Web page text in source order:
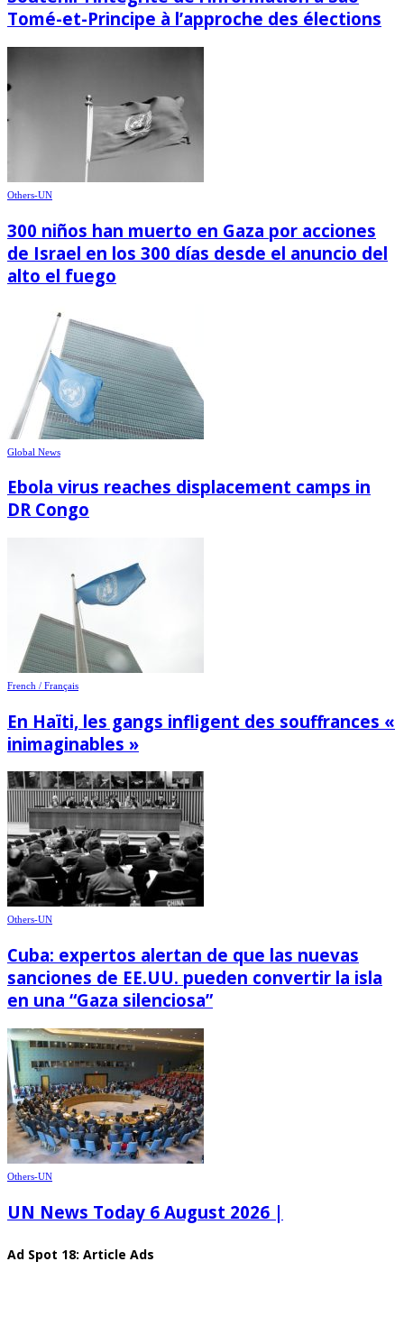
Tomé-et-Principe à l’approche des élections
Others-UN
300 niños han muerto en Gaza por acciones
de Israel en los 300 días desde el anuncio del
alto el fuego
Global News
Ebola virus reaches displacement camps in
DR Congo
French / Français
En Haïti, les gangs infligent des souffrances «
inimaginables »
Others-UN
Cuba: expertos alertan de que las nuevas
sanciones de EE.UU. pueden convertir la isla
en una “Gaza silenciosa”
Others-UN
UN News Today 6 August 2026 |
Ad Spot 18: Article Ads